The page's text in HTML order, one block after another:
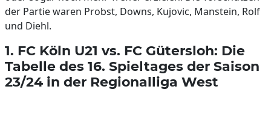
der Partie waren Probst, Downs, Kujovic, Manstein, Rolf
und Diehl.
1. FC Köln U21 vs. FC Gütersloh: Die
Tabelle des 16. Spieltages der Saison
23/24 in der Regionalliga West